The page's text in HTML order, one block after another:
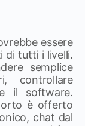
essere
di tutti i livelli.
semplice
controllare
il software.
è offerto
chat dal